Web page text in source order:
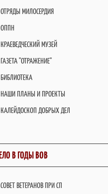
ОТРЯДЫ МИЛОСЕРДИЯ
ОППН
КРАЕВЕДЧЕСКИЙ МУЗЕЙ
ГАЗЕТА "ОТРАЖЕНИЕ"
БИБЛИОТЕКА
НАШИ ПЛАНЫ И ПРОЕКТЫ
КАЛЕЙДОСКОП ДОБРЫХ ДЕЛ
В ГОДЫ ВОВ
СОВЕТ ВЕТЕРАНОВ ПРИ СП